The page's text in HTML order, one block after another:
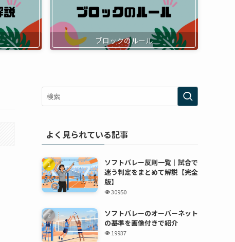
ブロックのルール
よく見られている記事
ソフトバレー反則一覧｜試合で
迷う判定をまとめて解説【完全
版】
30950
ソフトバレーのオーバーネット
の基準を画像付きで紹介
19937